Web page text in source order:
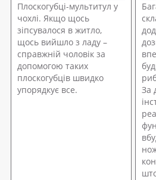
Плоскогубці-мультитул у
чохлі. Якщо щось
зіпсувалося в житло,
щось вийшло з ладу –
справжній чоловік за
допомогою таких
плоскогубців швидко
упорядкує все.
За